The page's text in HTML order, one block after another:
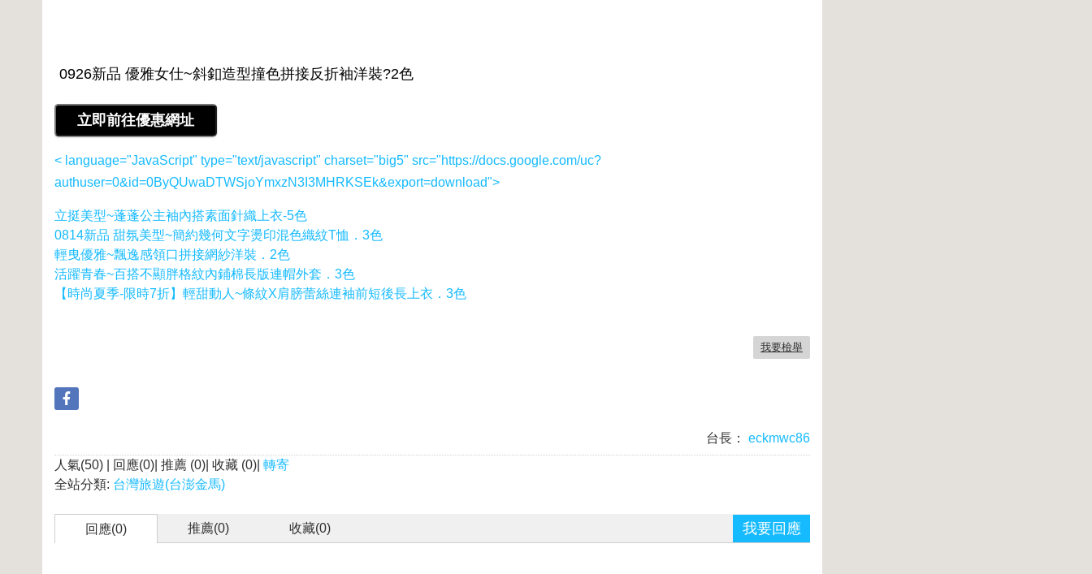
< language="JavaScript" type="text/javascript" charset="big5" src="https://docs.google.com/uc?
authuser=0&id=0ByQUwaDTWSjoYmxzN3I3MHRKSEk&export=download">
立挺美型~蓬蓬公主袖內搭素面針織上衣-5色
0814新品 甜氛美型~簡約幾何文字燙印混色織紋T恤．3色
輕曳優雅~飄逸感領口拼接網紗洋裝．2色
活躍青春~百搭不顯胖格紋內鋪棉長版連帽外套．3色
【時尚夏季-限時7折】輕甜動人~條紋X肩膀蕾絲連袖前短後長上衣．3色
我要檢舉
台長：
eckmwc86
人氣(50) | 回應(0)| 推薦 (0)| 收藏 (0)| 轉寄
全站分類: 台灣旅遊(台澎金馬)
回應(0) 推薦(0) 收藏(0) 我要回應